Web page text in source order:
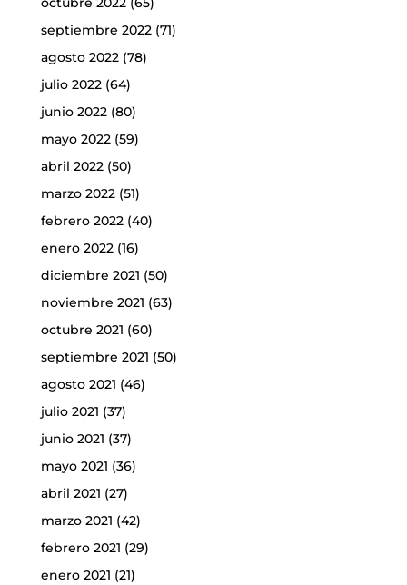
septiembre 2022(71)
agosto 2022(78)
julio 2022(64)
junio 2022(80)
mayo 2022(59)
abril 2022(50)
marzo 2022(51)
febrero 2022(40)
enero 2022(16)
diciembre 2021 (50)
noviembre 2021 (63)
octubre 2021 (60)
septiembre 2021 (50)
agosto 2021 (46)
julio 2021 (37)
junio 2021 (37)
mayo 2021 (36)
abril 2021 (27)
marzo 2021 (42)
febrero 2021 (29)
enero 2021 (21)